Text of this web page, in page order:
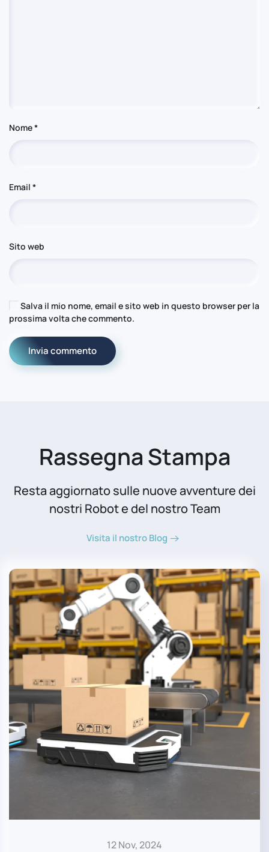
Nome*
Email *
Sito web
Salva il mio nome, email e sito web in questo browser per la
prossima volta che commento.
Invia commento
Rassegna Stampa
Resta aggiornato sulle nuove avventure dei
nostri Robot e del nostro Team
Visita il nostro Blog
12 Nov, 2024